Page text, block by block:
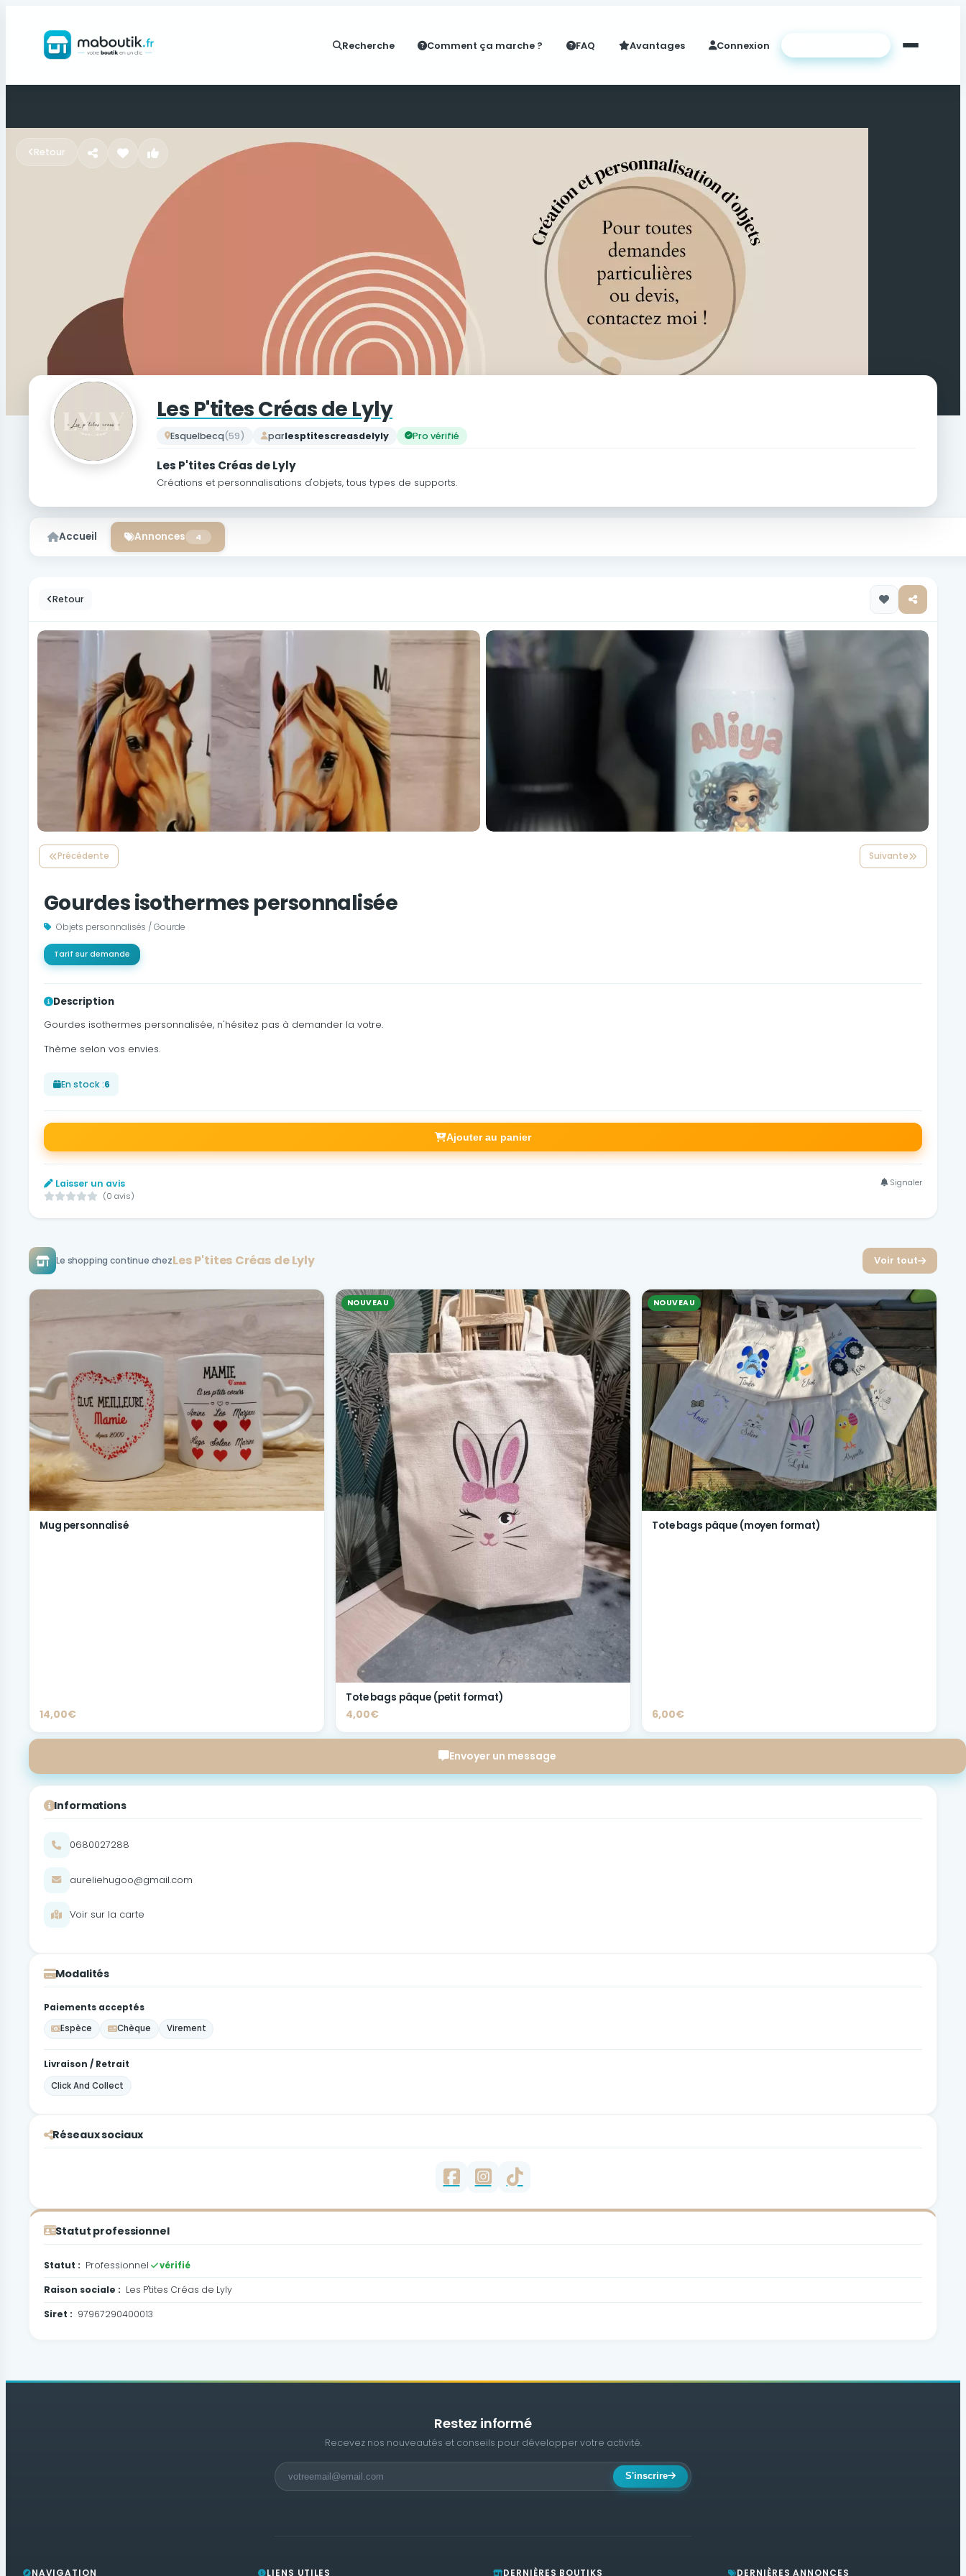
Recherche Comment ça marche ? FAQ Avantages Connexion
Retour
Les P'tites Créas de Lyly
Esquelbecq(59) parlesptitescreasdelyly Pro vérifié
Les P'tites Créas de Lyly
Créations et personnalisations d'objets, tous types de supports.
Accueil Annonces 4
Retour
Précédente Suivante
Gourdes isothermes personnalisée
Objets personnalisés / Gourde
Tarif sur demande
Description
Gourdes isothermes personnalisée, n'hésitez pas à demander la votre.
Thème selon vos envies.
En stock :6
Ajouter au panier
Laisser un avis
(0 avis)
Signaler
Le shopping continue chezLes P'tites Créas de Lyly Voir tout
Mug personnalisé
14,00€
NOUVEAU
Tote bags pâque (petit format)
4,00€
NOUVEAU
Tote bags pâque (moyen format)
6,00€
Envoyer un message
Informations
0680027288
aureliehugoo@gmail.com
Voir sur la carte
Modalités
Paiements acceptés
Espèce
Chèque Virement
Livraison / Retrait
Click And Collect
Réseaux sociaux
Statut professionnel
Statut : Professionnel vérifié
Raison sociale : Les P'tites Créas de Lyly
Siret : 97967290400013
Restez informé
Recevez nos nouveautés et conseils pour développer votre activité.
S'inscrire
NAVIGATION LIENS UTILES DERNIÈRES BOUTIKS DERNIÈRES ANNONCES